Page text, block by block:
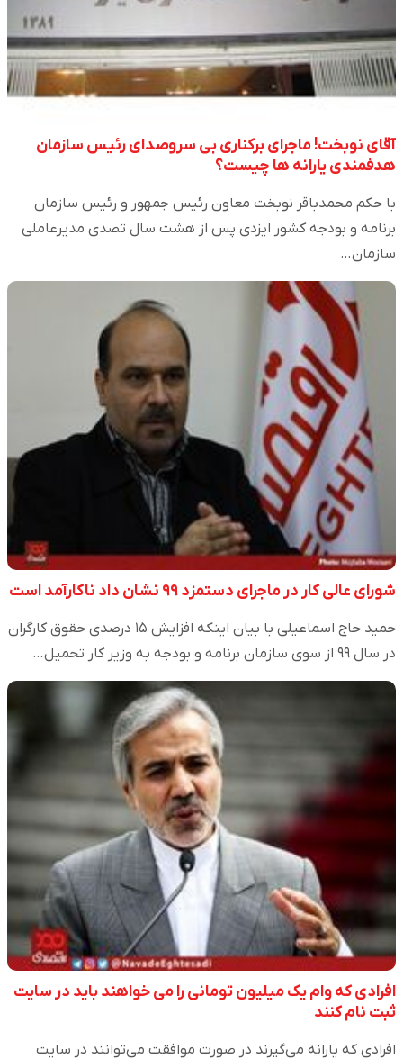
آقای نوبخت! ماجرای برکناری بی سروصدای رئیس سازمان
هدفمندی یارانه ها چیست؟
با حکم محمدباقر نوبخت معاون رئیس جمهور و رئیس سازمان
برنامه و بودجه کشور ایزدی پس از هشت سال تصدی مدیرعاملی
سازمان…
شورای عالی کار در ماجرای دستمزد ۹۹ نشان داد ناکارآمد است
حمید حاج اسماعیلی با بیان اینکه افزایش ۱۵ درصدی حقوق کارگران
در سال ۹۹ از سوی سازمان برنامه و بودجه به وزیر کار تحمیل…
افرادی که وام یک میلیون تومانی را می خواهند باید در سایت
ثبت نام کنند
افرادی که یارانه می‌گیرند در صورت موافقت می‌توانند در سایت